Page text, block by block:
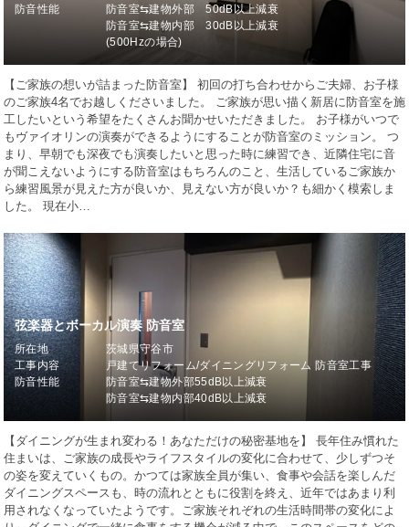
防音性能
防音室⇆建物外部 50dB以上減衰
防音室⇆建物内部 30dB以上減衰
(500Hzの場合)
【ご家族の想いが詰まった防音室】 初回の打ち合わせからご夫婦、お子様
のご家族4名でお越しくださいました。 ご家族が思い描く新居に防音室を施
工したいという希望をたくさんお聞かせいただきました。 お子様がいつで
もヴァイオリンの演奏ができるようにすることが防音室のミッション。 つ
まり、早朝でも深夜でも演奏したいと思った時に練習でき、近隣住宅に音
が聞こえないようにする防音室はもちろんのこと、生活しているご家族か
ら練習風景が見えた方が良いか、見えない方が良いか？も細かく模索しま
した。 現在小…
弦楽器とボーカル演奏 防音室
所在地
茨城県守谷市
工事内容
戸建てリフォーム/ダイニングリフォーム 防音室工事
防音性能
防音室⇆建物外部55dB以上減衰
防音室⇆建物内部40dB以上減衰
【ダイニングが生まれ変わる！あなただけの秘密基地を】 長年住み慣れた
住まいは、ご家族の成長やライフスタイルの変化に合わせて、少しずつそ
の姿を変えていくもの。かつては家族全員が集い、食事や会話を楽しんだ
ダイニングスペースも、時の流れとともに役割を終え、近年ではあまり利
用されなくなっていたようです。ご家族それぞれの生活時間帯の変化によ